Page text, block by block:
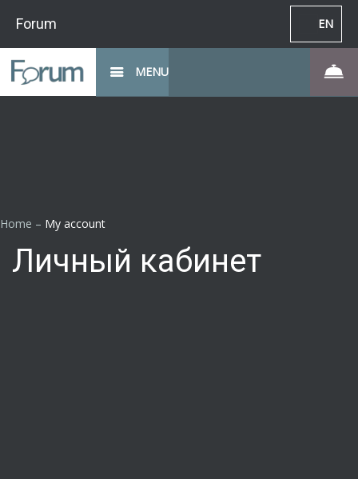
Forum EN
MENU
Home – My account
Личный кабинет